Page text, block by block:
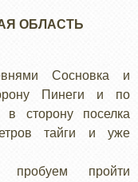
ОБЛАСТЬ
Сосновка и
Пинеги и по
в сторону поселка
тайги и уже
пробуем пройти